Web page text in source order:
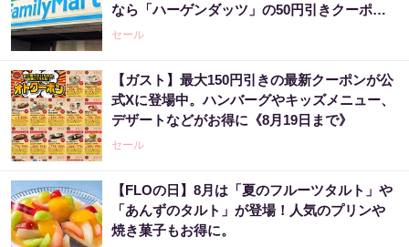
なら「ハーゲンダッツ」の50円引きクーポン
も。
セール
【ガスト】最大150円引きの最新クーポンが公
式Xに登場中。ハンバーグやキッズメニュー、
デザートなどがお得に《8月19日まで》
セール
【FLOの日】8月は「夏のフルーツタルト」や
「あんずのタルト」が登場！人気のプリンや
焼き菓子もお得に。